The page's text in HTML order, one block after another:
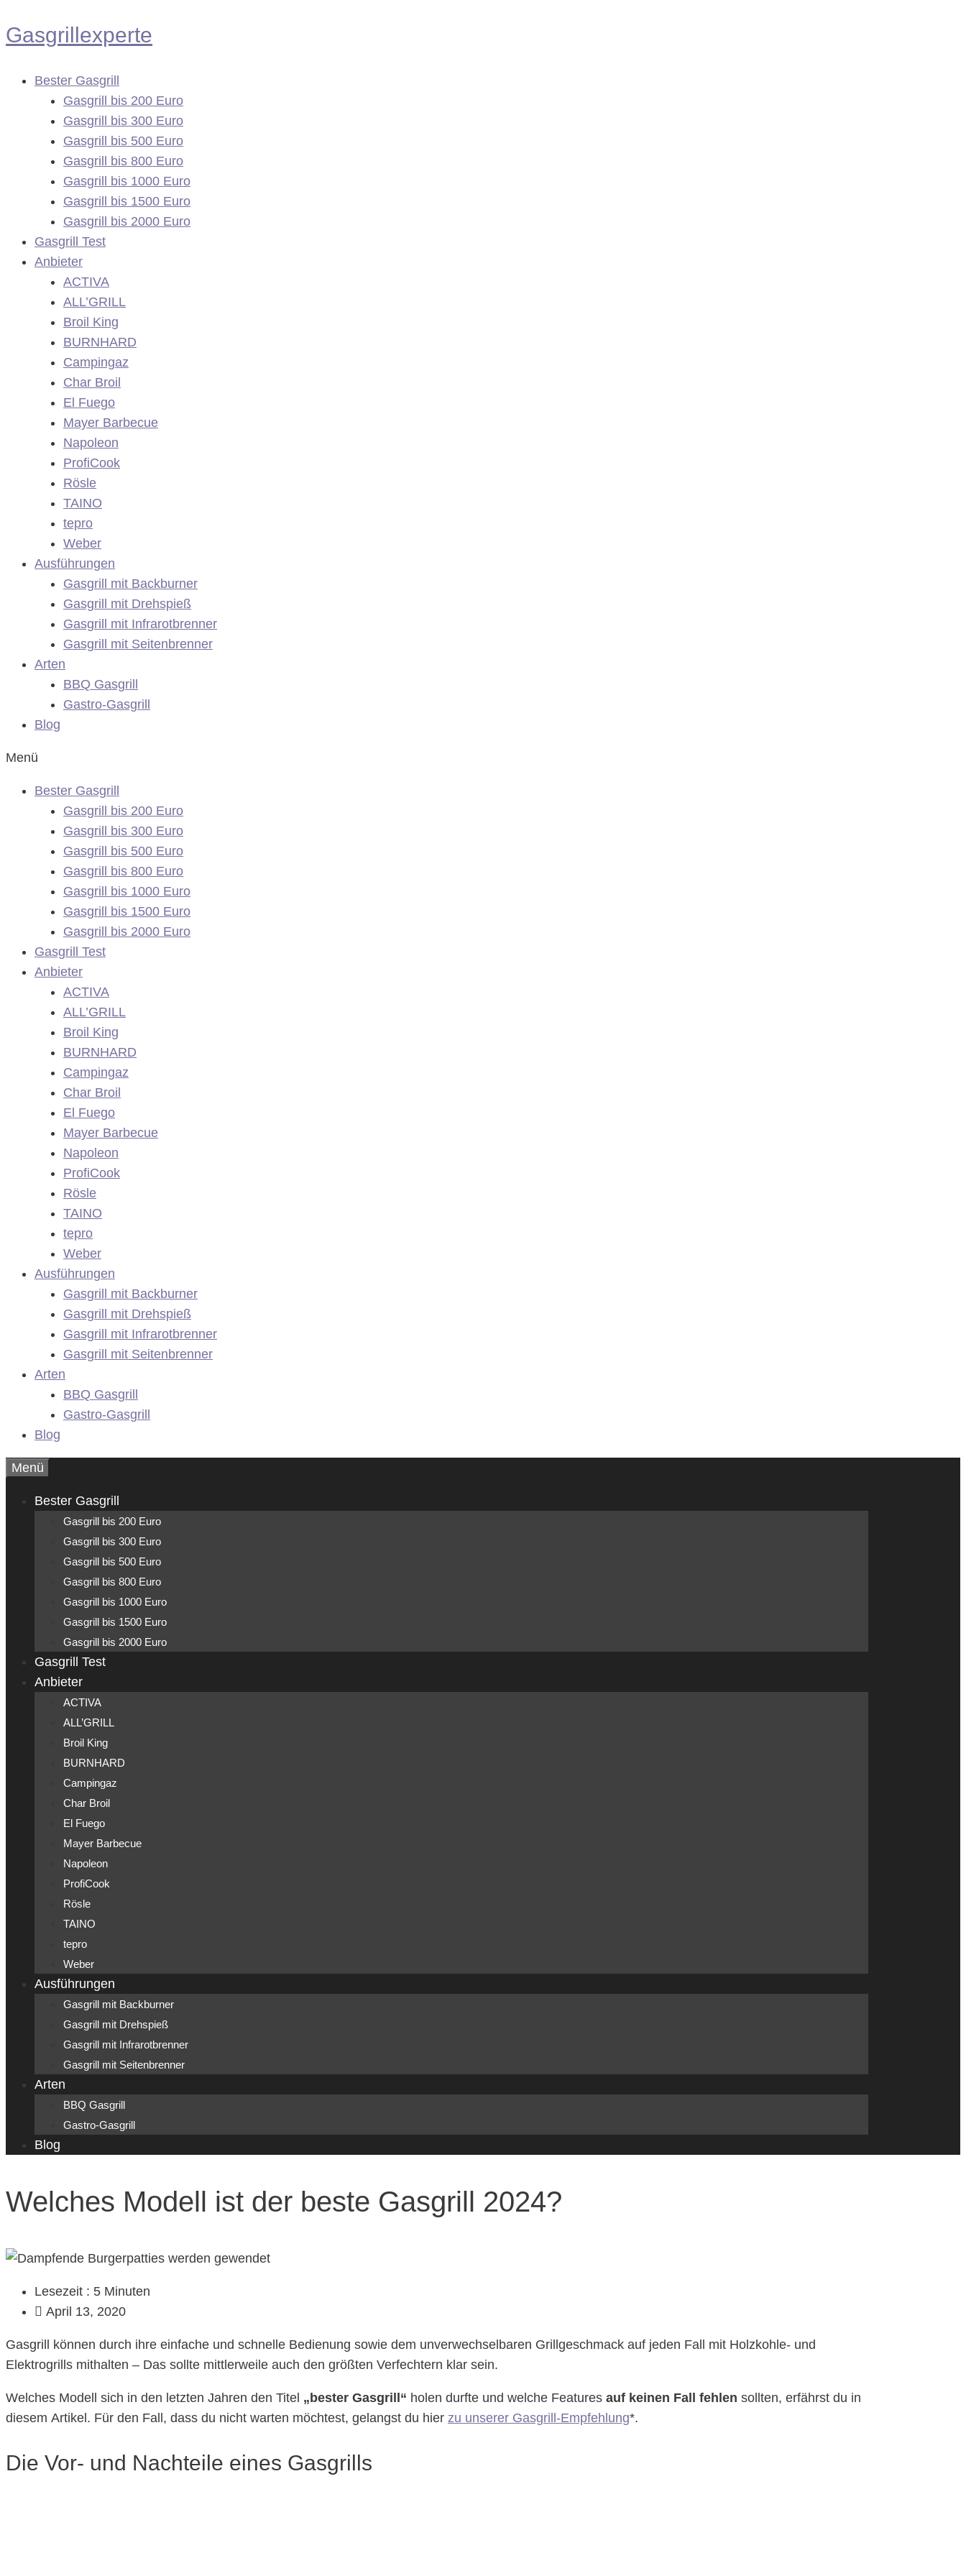
Zum
Inhalt
Gasgrillexperte
Bester Gasgrill
Gasgrill bis 200 Euro
Gasgrill bis 300 Euro
Gasgrill bis 500 Euro
Gasgrill bis 800 Euro
Gasgrill bis 1000 Euro
Gasgrill bis 1500 Euro
Gasgrill bis 2000 Euro
Gasgrill Test
Anbieter
ACTIVA
ALL’GRILL
Broil King
BURNHARD
Campingaz
Char Broil
El Fuego
Mayer Barbecue
Napoleon
ProfiCook
Rösle
TAINO
tepro
Weber
Ausführungen
Gasgrill mit Backburner
Gasgrill mit Drehspieß
Gasgrill mit Infrarotbrenner
Gasgrill mit Seitenbrenner
Arten
BBQ Gasgrill
Gastro-Gasgrill
Blog
Menü
Bester Gasgrill
Gasgrill bis 200 Euro
Gasgrill bis 300 Euro
Gasgrill bis 500 Euro
Gasgrill bis 800 Euro
Gasgrill bis 1000 Euro
Gasgrill bis 1500 Euro
Gasgrill bis 2000 Euro
Gasgrill Test
Anbieter
ACTIVA
ALL’GRILL
Broil King
BURNHARD
Campingaz
Char Broil
El Fuego
Mayer Barbecue
Napoleon
ProfiCook
Rösle
TAINO
tepro
Weber
Ausführungen
Gasgrill mit Backburner
Gasgrill mit Drehspieß
Gasgrill mit Infrarotbrenner
Gasgrill mit Seitenbrenner
Arten
BBQ Gasgrill
Gastro-Gasgrill
Blog
Menü
Bester Gasgrill
Gasgrill bis 200 Euro
Gasgrill bis 300 Euro
Gasgrill bis 500 Euro
Gasgrill bis 800 Euro
Gasgrill bis 1000 Euro
Gasgrill bis 1500 Euro
Gasgrill bis 2000 Euro
Gasgrill Test
Anbieter
ACTIVA
ALL’GRILL
Broil King
BURNHARD
Campingaz
Char Broil
El Fuego
Mayer Barbecue
Napoleon
ProfiCook
Rösle
TAINO
tepro
Weber
Ausführungen
Gasgrill mit Backburner
Gasgrill mit Drehspieß
Gasgrill mit Infrarotbrenner
Gasgrill mit Seitenbrenner
Arten
BBQ Gasgrill
Gastro-Gasgrill
Blog
Welches Modell ist der beste Gasgrill 2024?
Lesezeit : 5 Minuten
April 13, 2020
Gasgrill können durch ihre einfache und schnelle Bedienung sowie dem unverwechselbaren Grillgeschmack auf jeden Fall mit Holzkohle- und
Elektrogrills mithalten – Das sollte mittlerweile auch den größten Verfechtern klar sein.
Welches Modell sich in den letzten Jahren den Titel „bester Gasgrill“ holen durfte und welche Features auf keinen Fall fehlen sollten, erfährst du in
diesem Artikel. Für den Fall, dass du nicht warten möchtest, gelangst du hier zu unserer Gasgrill-Empfehlung*.
Die Vor- und Nachteile eines Gasgrills